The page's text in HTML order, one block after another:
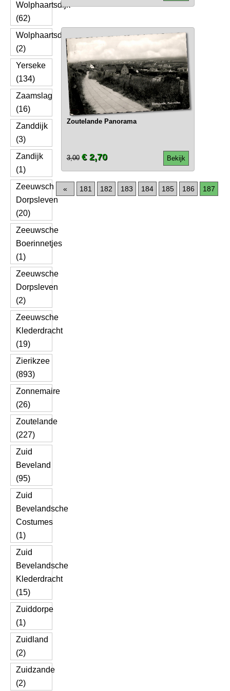
Wolphaartsdijk
(62)
Wolphaartsdyk
(2)
Yerseke
(134)
Zaamslag
(16)
Zanddijk
(3)
Zandijk
(1)
Zeeuwsch
Dorpsleven
(20)
Zeeuwsche
Boerinnetjes
(1)
Zeeuwsche
Dorpsleven
(2)
Zeeuwsche
Klederdracht
(19)
Zierikzee
(893)
Zonnemaire
(26)
Zoutelande
(227)
Zuid
Beveland
(95)
Zuid
Bevelandsche
Costumes
(1)
Zuid
Bevelandsche
Klederdracht
(15)
Zuiddorpe
(1)
Zuidland
(2)
Zuidzande
(2)
Zoutelande Panorama
Bekijk
3,00 € 2,70
« 181 182 183 184 185 186 187